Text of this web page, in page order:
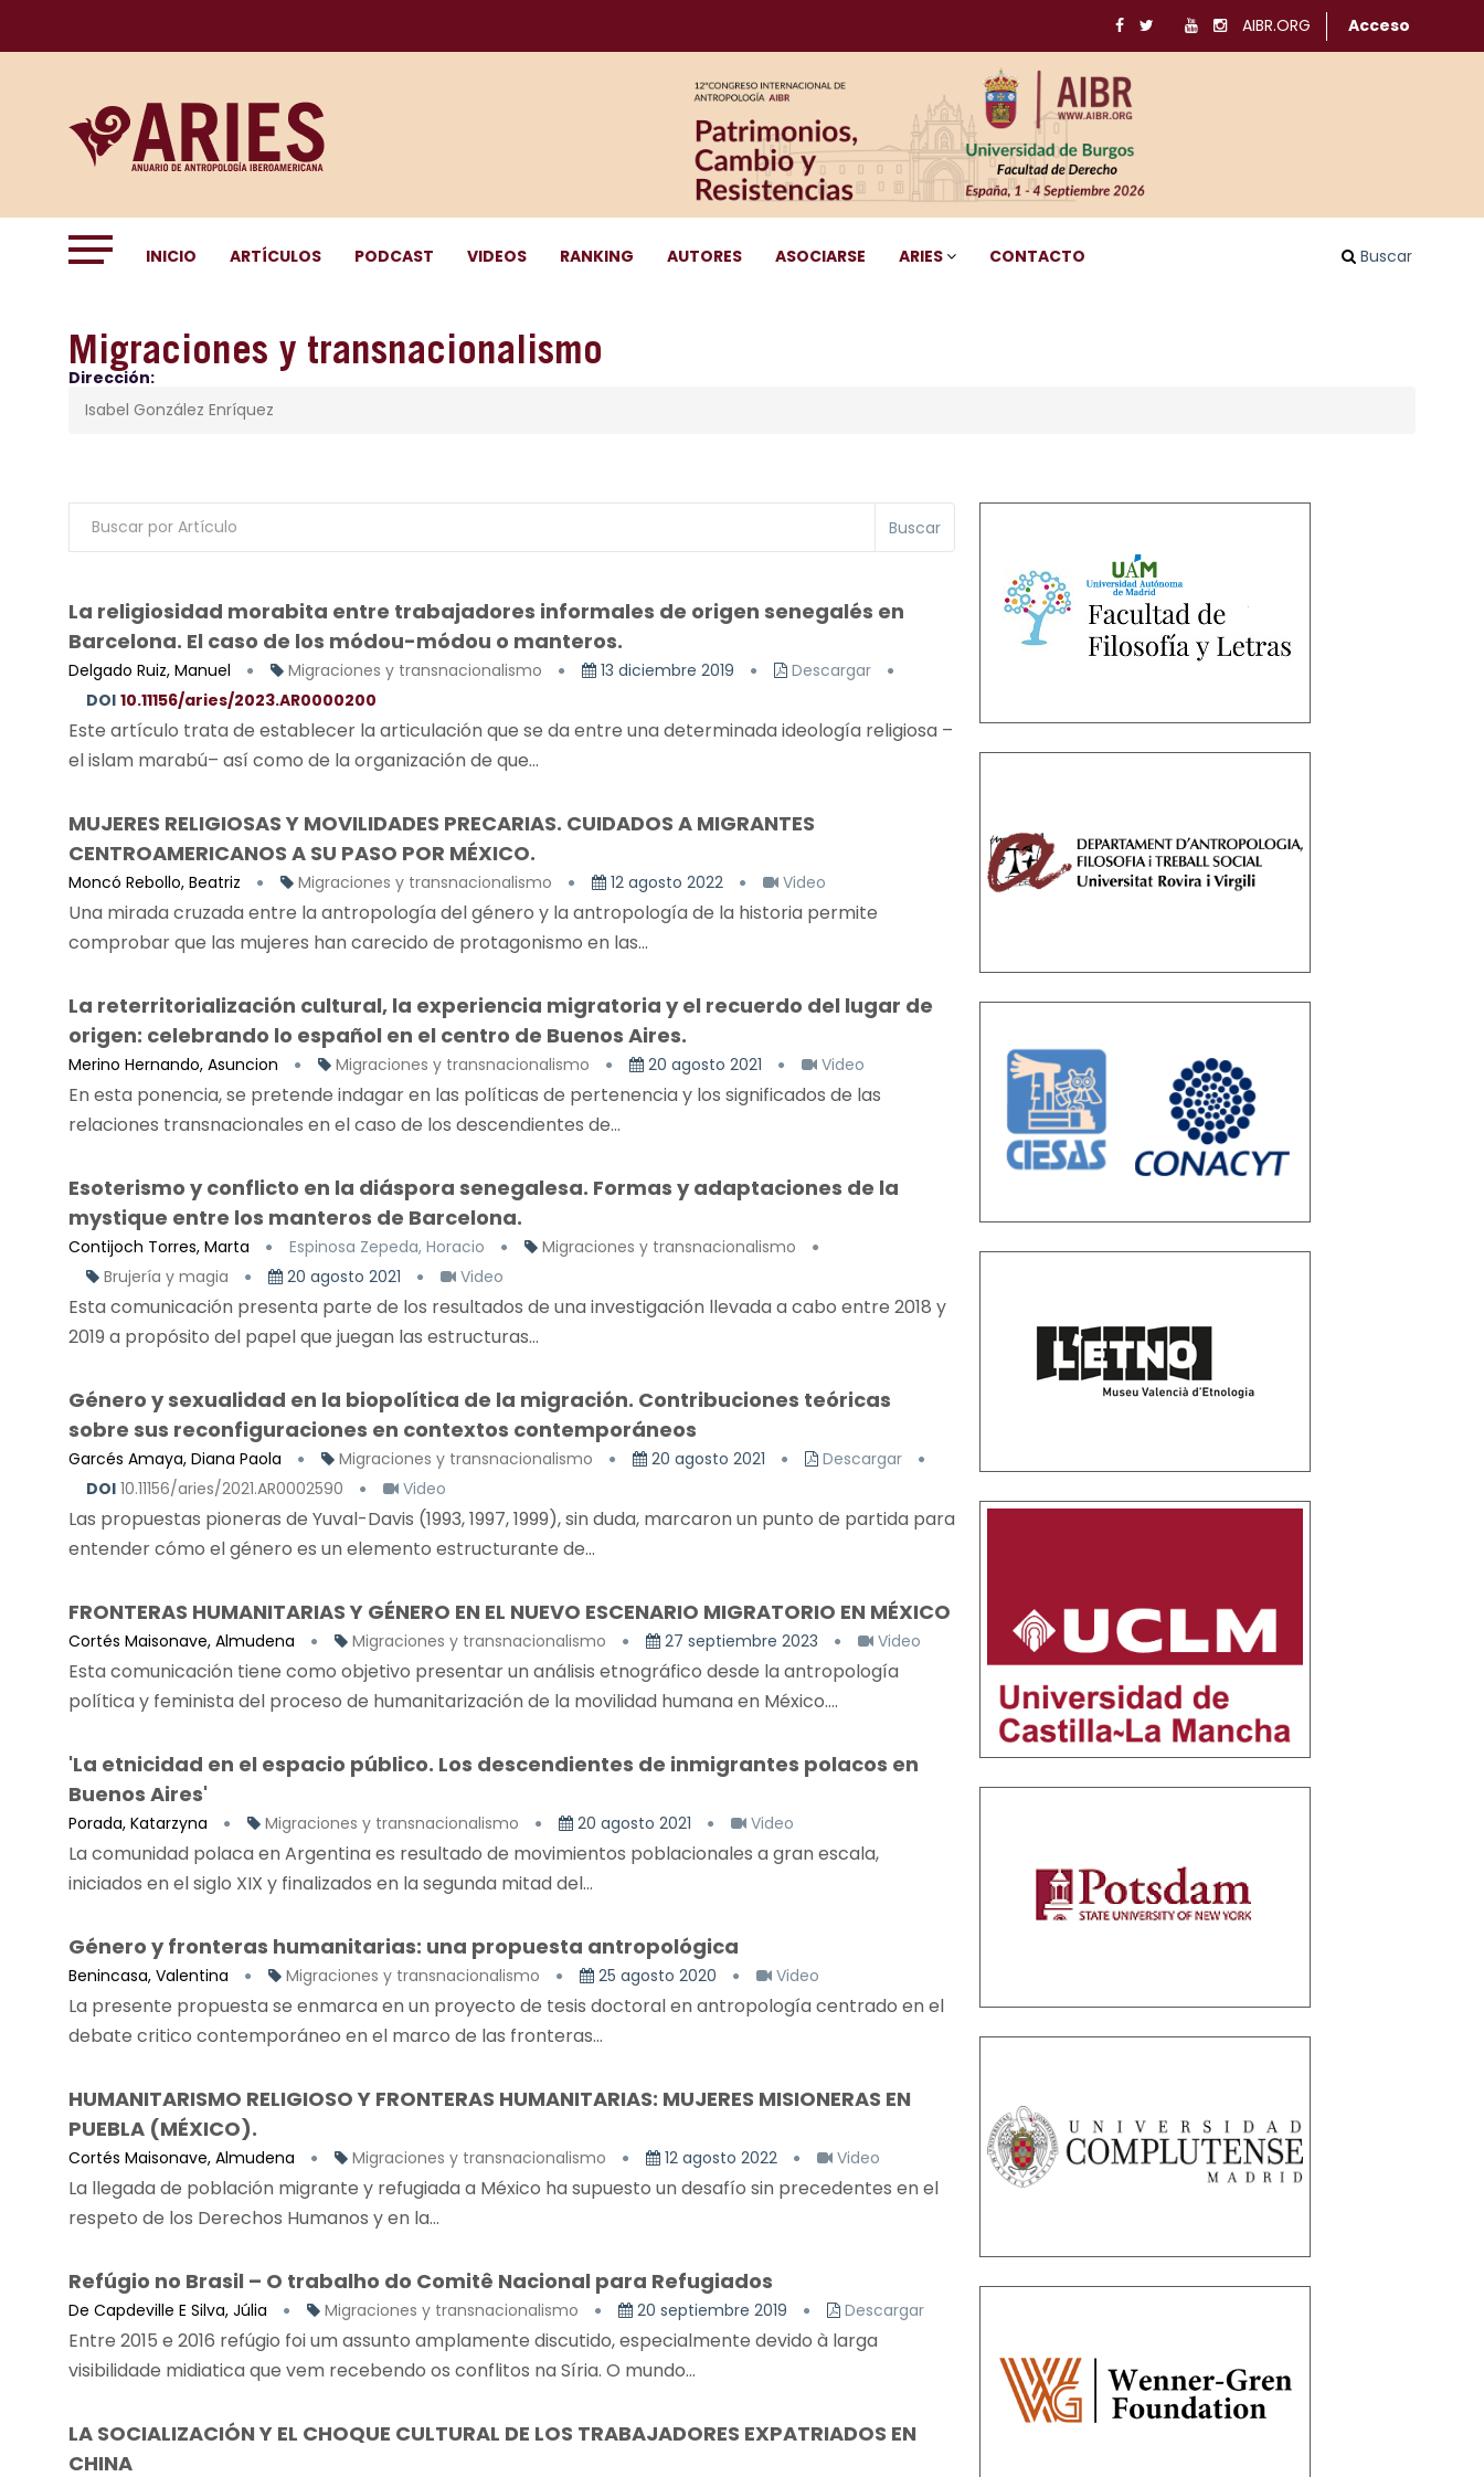
AIBR.ORG Acceso
INICIO ARTÍCULOS PODCAST VIDEOS RANKING AUTORES ASOCIARSE ARIES CONTACTO Buscar
Migraciones y transnacionalismo
Dirección:
Isabel González Enríquez
Buscar
La religiosidad morabita entre trabajadores informales de origen senegalés en
Barcelona. El caso de los módou-módou o manteros.
Delgado Ruiz, Manuel Migraciones y transnacionalismo 13 diciembre 2019
Descargar
DOI 10.11156/aries/2023.AR0000200
Este artículo trata de establecer la articulación que se da entre una determinada ideología religiosa –
el islam marabú– así como de la organización de que...
MUJERES RELIGIOSAS Y MOVILIDADES PRECARIAS. CUIDADOS A MIGRANTES
CENTROAMERICANOS A SU PASO POR MÉXICO.
Moncó Rebollo, Beatriz Migraciones y transnacionalismo 12 agosto 2022 Video
Una mirada cruzada entre la antropología del género y la antropología de la historia permite
comprobar que las mujeres han carecido de protagonismo en las...
La reterritorialización cultural, la experiencia migratoria y el recuerdo del lugar de
origen: celebrando lo español en el centro de Buenos Aires.
Merino Hernando, Asuncion Migraciones y transnacionalismo 20 agosto 2021 Video
En esta ponencia, se pretende indagar en las políticas de pertenencia y los significados de las
relaciones transnacionales en el caso de los descendientes de...
Esoterismo y conflicto en la diáspora senegalesa. Formas y adaptaciones de la
mystique entre los manteros de Barcelona.
Contijoch Torres, Marta Espinosa Zepeda, Horacio
Migraciones y transnacionalismo
Brujería y magia
20 agosto 2021 Video
Esta comunicación presenta parte de los resultados de una investigación llevada a cabo entre 2018 y
2019 a propósito del papel que juegan las estructuras...
Género y sexualidad en la biopolítica de la migración. Contribuciones teóricas
sobre sus reconfiguraciones en contextos contemporáneos
Garcés Amaya, Diana Paola Migraciones y transnacionalismo 20 agosto 2021
Descargar
DOI 10.11156/aries/2021.AR0002590 Video
Las propuestas pioneras de Yuval-Davis (1993, 1997, 1999), sin duda, marcaron un punto de partida para
entender cómo el género es un elemento estructurante de...
FRONTERAS HUMANITARIAS Y GÉNERO EN EL NUEVO ESCENARIO MIGRATORIO EN MÉXICO
Cortés Maisonave, Almudena Migraciones y transnacionalismo 27 septiembre 2023 Video
Esta comunicación tiene como objetivo presentar un análisis etnográfico desde la antropología
política y feminista del proceso de humanitarización de la movilidad humana en México....
'La etnicidad en el espacio público. Los descendientes de inmigrantes polacos en
Buenos Aires'
Porada, Katarzyna Migraciones y transnacionalismo 20 agosto 2021 Video
La comunidad polaca en Argentina es resultado de movimientos poblacionales a gran escala,
iniciados en el siglo XIX y finalizados en la segunda mitad del...
Género y fronteras humanitarias: una propuesta antropológica
Benincasa, Valentina Migraciones y transnacionalismo 25 agosto 2020 Video
La presente propuesta se enmarca en un proyecto de tesis doctoral en antropología centrado en el
debate critico contemporáneo en el marco de las fronteras...
HUMANITARISMO RELIGIOSO Y FRONTERAS HUMANITARIAS: MUJERES MISIONERAS EN
PUEBLA (MÉXICO).
Cortés Maisonave, Almudena Migraciones y transnacionalismo 12 agosto 2022 Video
La llegada de población migrante y refugiada a México ha supuesto un desafío sin precedentes en el
respeto de los Derechos Humanos y en la...
Refúgio no Brasil – O trabalho do Comitê Nacional para Refugiados
De Capdeville E Silva, Júlia Migraciones y transnacionalismo 20 septiembre 2019 Descargar
Entre 2015 e 2016 refúgio foi um assunto amplamente discutido, especialmente devido à larga
visibilidade midiatica que vem recebendo os conflitos na Síria. O mundo...
LA SOCIALIZACIÓN Y EL CHOQUE CULTURAL DE LOS TRABAJADORES EXPATRIADOS EN
CHINA